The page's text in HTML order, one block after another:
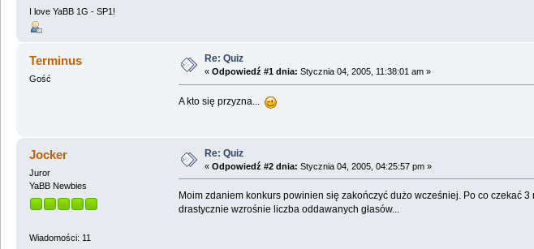
I love YaBB 1G - SP1!
Terminus
Gość
Re: Quiz
« Odpowiedź #1 dnia: Stycznia 04, 2005, 11:38:01 am »
A kto się przyzna...
Jocker
Juror
YaBB Newbies
Wiadomości: 11
Re: Quiz
« Odpowiedź #2 dnia: Stycznia 04, 2005, 04:25:57 pm »
Moim zdaniem konkurs powinien się zakończyć dużo wcześniej. Po co czekać
drastycznie wzrośnie liczba oddawanych głasów...